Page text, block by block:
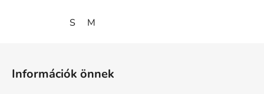
S M
Információk önnek